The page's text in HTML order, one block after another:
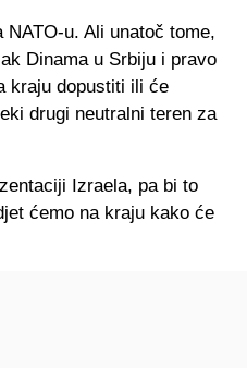
u. Ali unatoč tome,
Dinama u Srbiju i pravo
kraju dopustiti ili će
drugi neutralni teren za
Izraela, pa bi to
ćemo na kraju kako će